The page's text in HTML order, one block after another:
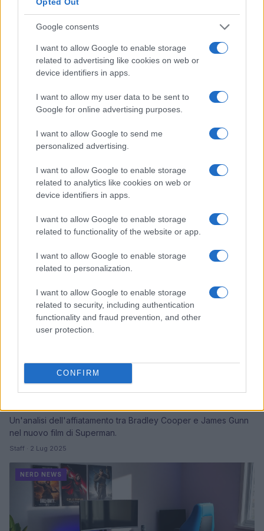
Google consents
I want to allow Google to enable storage
related to advertising like cookies on web or
device identifiers in apps.
I want to allow my user data to be sent to
Google for online advertising purposes.
I want to allow Google to send me
personalized advertising.
I want to allow Google to enable storage
related to analytics like cookies on web or
device identifiers in apps.
I want to allow Google to enable storage
related to functionality of the website or app.
I want to allow Google to enable storage
related to personalization.
I want to allow Google to enable storage
related to security, including authentication
functionality and fraud prevention, and other
user protection.
CONFIRM
Staff · 3 Lug 2025
I tesori nascosti di Universal Epic Universe
Un'avventura nel nuovo parco tematico di Universal, dove
Staff · 2 Lug 2025
Collaborazioni tra attori e registi: il caso di
Un'analisi dell'affiatamento tra Bradley Cooper e James Gunn
nel nuovo film di Superman.
Staff · 2 Lug 2025
NERD NEWS